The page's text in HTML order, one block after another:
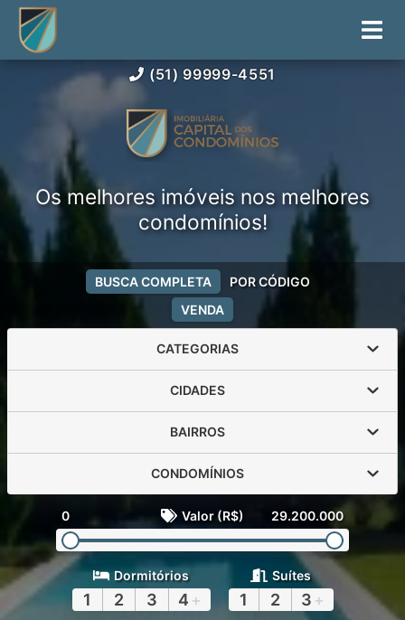
(51) 99999-4551
Os melhores imóveis nos melhores
condomínios!
VENDA
BUSCA COMPLETA POR CÓDIGO
CATEGORIAS
CIDADES
BAIRROS
CONDOMÍNIOS
0 Valor (R$) 29.200.000
Dormitórios
1 2 3 4 +
Suítes
1 2 3 +